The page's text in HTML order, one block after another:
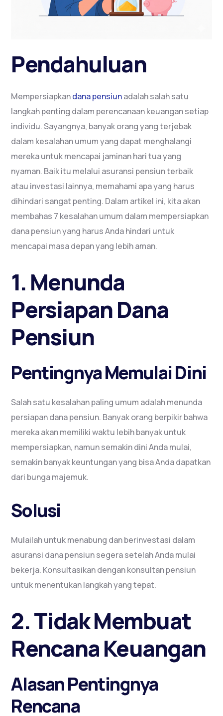
Pendahuluan
Mempersiapkandana pensiunadalah salah satu
langkah penting dalam perencanaan keuangan setiap
individu. Sayangnya, banyak orang yang terjebak
dalam kesalahan umum yang dapat menghalangi
mereka untuk mencapai jaminan hari tua yang
nyaman. Baik itu melalui asuransi pensiun terbaik
atau investasi lainnya, memahami apa yang harus
dihindari sangat penting. Dalam artikel ini, kita akan
membahas 7 kesalahan umum dalam mempersiapkan
dana pensiun yang harus Anda hindari untuk
mencapai masa depan yang lebih aman.
1. Menunda
Persiapan Dana
Pensiun
Pentingnya Memulai Dini
Salah satu kesalahan paling umum adalah menunda
persiapan dana pensiun. Banyak orang berpikir bahwa
mereka akan memiliki waktu lebih banyak untuk
mempersiapkan, namun semakin dini Anda mulai,
semakin banyak keuntungan yang bisa Anda dapatkan
dari bunga majemuk.
Solusi
Mulailah untuk menabung dan berinvestasi dalam
asuransi dana pensiun segera setelah Anda mulai
bekerja. Konsultasikan dengan konsultan pensiun
untuk menentukan langkah yang tepat.
2. Tidak Membuat
Rencana Keuangan
Alasan Pentingnya
Rencana